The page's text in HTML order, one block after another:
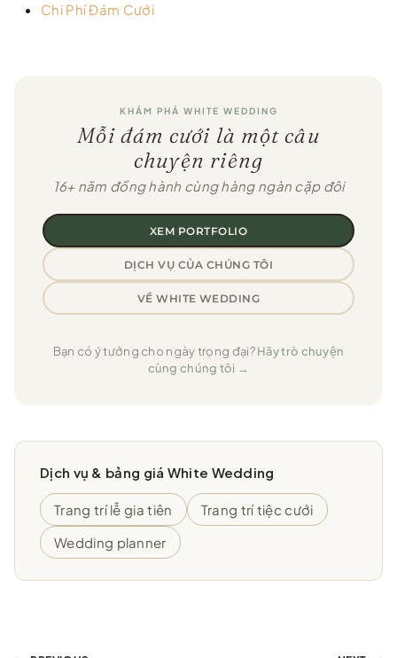
Chi Phí Đám Cưới
KHÁM PHÁ WHITE WEDDING
Mỗi đám cưới là một câu
chuyện riêng
16+ năm đồng hành cùng hàng ngàn cặp đôi
XEM PORTFOLIO
DỊCH VỤ CỦA CHÚNG TÔI
VỀ WHITE WEDDING
Bạn có ý tưởng cho ngày trọng đại?Hãy trò chuyện
cùng chúng tôi →
Dịch vụ & bảng giá White Wedding
Trang trí lễ gia tiên
Trang trí tiệc cưới
Wedding planner